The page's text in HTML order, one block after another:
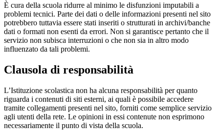
È cura della scuola ridurre al minimo le disfunzioni imputabili a
problemi tecnici. Parte dei dati o delle informazioni presenti nel sito
potrebbero tuttavia essere stati inseriti o strutturati in archivi/banche
dati o formati non esenti da errori. Non si garantisce pertanto che il
servizio non subisca interruzioni o che non sia in altro modo
influenzato da tali problemi.
Clausola di responsabilità
L’Istituzione scolastica non ha alcuna responsabilità per quanto
riguarda i contenuti di siti esterni, ai quali è possibile accedere
tramite collegamenti presenti nel sito, forniti come semplice servizio
agli utenti della rete. Le opinioni in essi contenute non esprimono
necessariamente il punto di vista della scuola.